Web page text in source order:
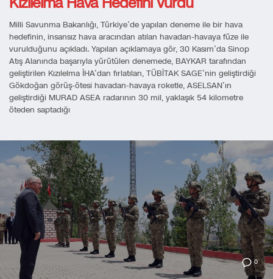
Milli Savunma Bakanlığı, Türkiye’de yapılan deneme ile bir hava
hedefinin, insansız hava aracından atılan havadan-havaya füze ile
vurulduğunu açıkladı. Yapılan açıklamaya gör, 30 Kasım’da Sinop
Atış Alanında başarıyla yürütülen denemede, BAYKAR tarafından
geliştirilen Kızılelma İHA’dan fırlatılan, TÜBİTAK SAGE’nin geliştirdiği
Gökdoğan görüş-ötesi havadan-havaya roketle, ASELSAN’ın
geliştirdiği MURAD ASEA radarının 30 mil, yaklaşık 54 kilometre
öteden saptadığı
0